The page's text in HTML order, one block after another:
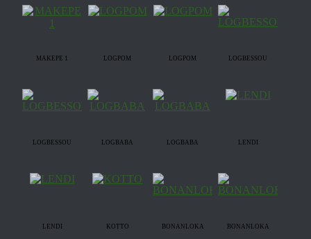
MAKEPE 1 LOGPOM LOGPOM LOGBESSOU
LOGBESSOU LOGBABA LOGBABA LENDI
LENDI KOTTO BONANLOKA BONANLOKA